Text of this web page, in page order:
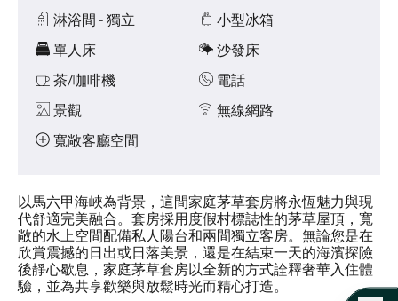
像。
淋浴間 - 獨立
小型冰箱
單人床
沙發床
茶/咖啡機
電話
景觀
無線網路
寬敞客廳空間
以馬六甲海峽為背景，這間家庭茅草套房將永恆魅力與現
代舒適完美融合。套房採用度假村標誌性的茅草屋頂，寬
敞的水上空間配備私人陽台和兩間獨立客房。無論您是在
欣賞震撼的日出或日落美景，還是在結束一天的海濱探險
後靜心歇息，家庭茅草套房以全新的方式詮釋奢華入住體
驗，並為共享歡樂與放鬆時光而精心打造。